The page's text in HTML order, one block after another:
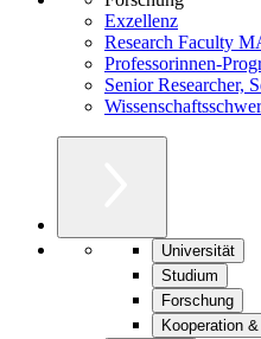
Exzellenz
Research Faculty
Professorinnen-
Senior Researcher,
Universität
Studium
Forschung
Kooperation